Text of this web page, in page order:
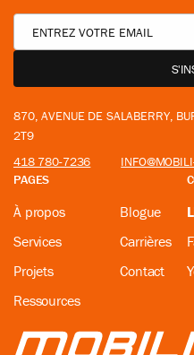
870, AVENUE DE SALABERRY,
2T9
418 780-7236
PAGES
À propos
Services
Projets
Ressources
Blogue
Carrières
Contact